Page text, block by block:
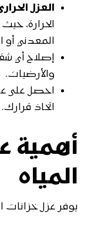
العزل
الحرارة،
المعدني أو
إصلاح أي
والأرضيات.
احصل على
اتخاذ قرارك.
أهمية
المياه
يوفر عزل خزانات